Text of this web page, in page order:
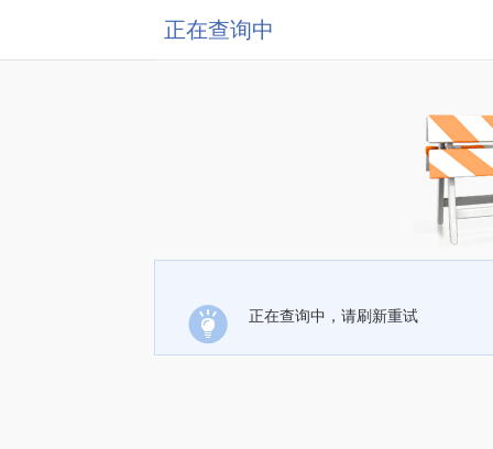
正在查询中
正在查询中，请刷新重试